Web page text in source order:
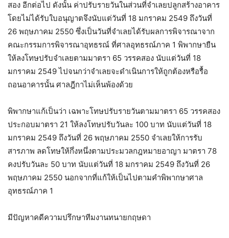
สอง อีกต่อไป ดังนั้น ค่าปรับรายวันในส่วนที่จำเลยปลูกสร้างอาคาร
โดยไม่ได้รับใบอนุญาตจึงนับแต่วันที่ 18 มกราคม 2549 ถึงวันที่
26 พฤษภาคม 2550 ซึ่งเป็นวันที่จำเลยได้รับผลการพิจารณาจาก
คณะกรรมการพิจารณาอุทธรณ์ ที่ศาลอุทธรณ์ภาค 1 พิพากษายืน
ให้ลงโทษปรับจำเลยตามมาตรา 65 วรรคสอง นับแต่วันที่ 18
มกราคม 2549 ไปจนกว่าจำเลยจะดำเนินการให้ถูกต้องหรือรื้อ
ถอนอาคารนั้น ศาลฎีกาไม่เห็นพ้องด้วย
พิพากษาแก้เป็นว่า เฉพาะโทษปรับรายวันตามมาตรา 65 วรรคสอง
ประกอบมาตรา 21 ให้ลงโทษปรับวันละ 100 บาท นับแต่วันที่ 18
มกราคม 2549 ถึงวันที่ 26 พฤษภาคม 2550 จำเลยให้การรับ
สารภาพ ลดโทษให้กึ่งหนึ่งตามประมวลกฎหมายอาญา มาตรา 78
คงปรับวันละ 50 บาท นับแต่วันที่ 18 มกราคม 2549 ถึงวันที่ 26
พฤษภาคม 2550 นอกจากที่แก้ให้เป็นไปตามคำพิพากษาศาล
อุทธรณ์ภาค 1
มีปัญหาคดีความปรึกษาทีมงานทนายกฤษดา